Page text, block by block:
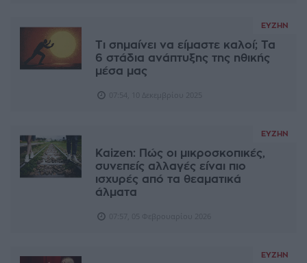
ΕΥΖΗΝ
Τι σημαίνει να είμαστε καλοί; Τα
6 στάδια ανάπτυξης της ηθικής
μέσα μας
ΕΥΖΗΝ
Kaizen: Πώς οι μικροσκοπικές,
συνεπείς αλλαγές είναι πιο
ισχυρές από τα θεαματικά
άλματα
ΕΥΖΗΝ